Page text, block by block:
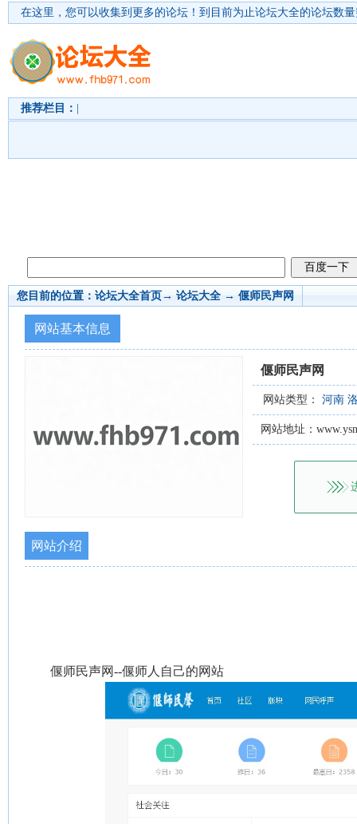
在这里，您可以收集到更多的论坛！ 到目前为止论坛大全的论坛数
推荐栏目：
您目前的位置： 论坛大全首页→ 论坛大全 → 偃师民声网
网站基本信息
偃师民声网
网站类型： 河南
网站地址：
网站介绍
偃师民声网--偃师人自己的网站